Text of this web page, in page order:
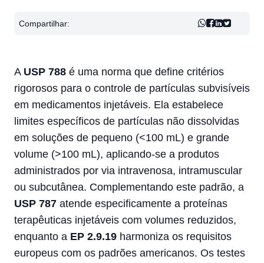
Compartilhar:
A USP 788 é uma norma que define critérios
rigorosos para o controle de partículas subvisíveis
em medicamentos injetáveis. Ela estabelece
limites específicos de partículas não dissolvidas
em soluções de pequeno (<100 mL) e grande
volume (>100 mL), aplicando-se a produtos
administrados por via intravenosa, intramuscular
ou subcutânea. Complementando este padrão, a
USP 787 atende especificamente a proteínas
terapêuticas injetáveis com volumes reduzidos,
enquanto a EP 2.9.19 harmoniza os requisitos
europeus com os padrões americanos. Os testes